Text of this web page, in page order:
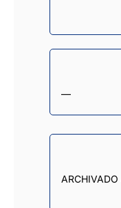
—
ARCHIVADO